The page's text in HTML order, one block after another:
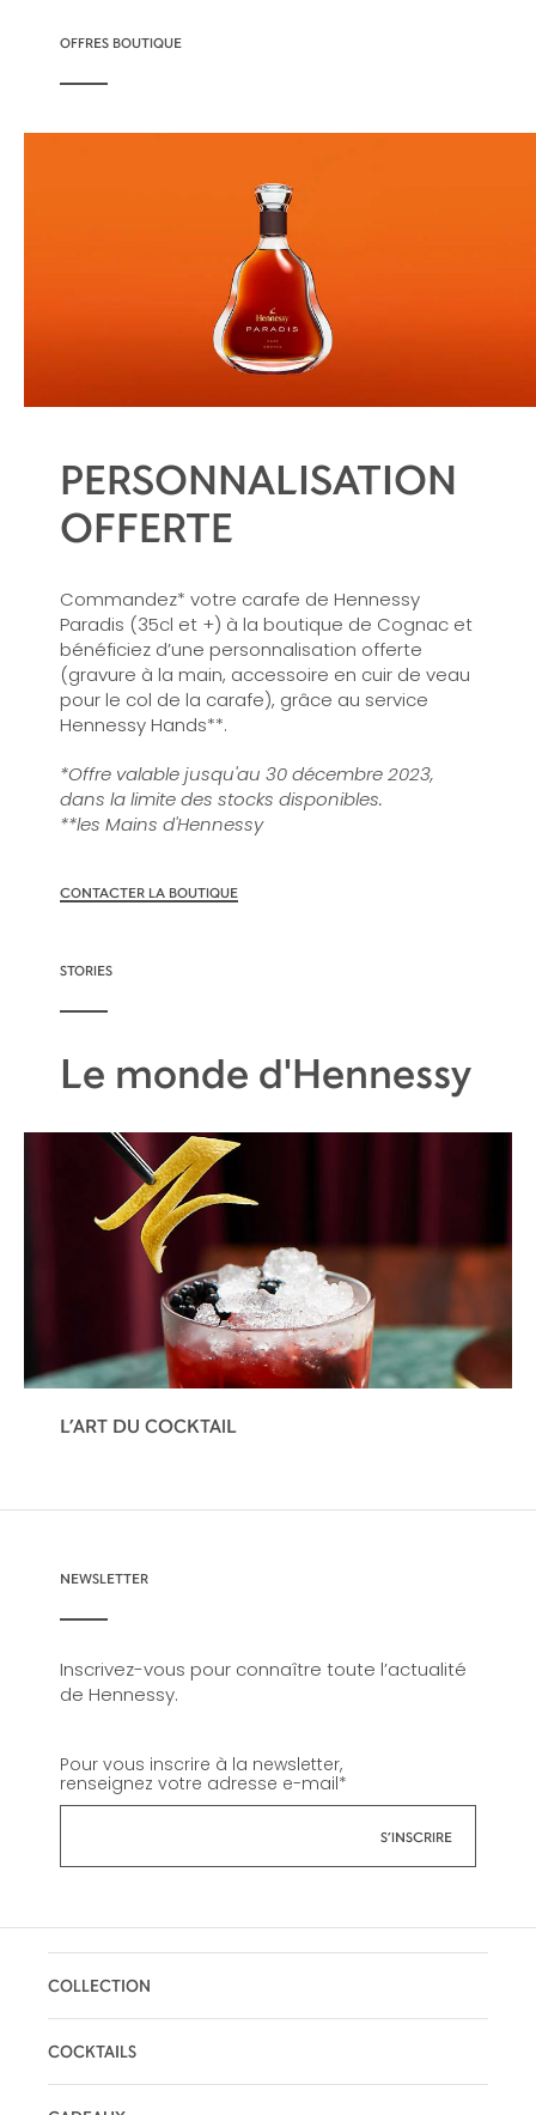
OFFRES BOUTIQUE
PERSONNALISATION
OFFERTE
Commandez* votre carafe de Hennessy
Paradis (35cl et +) à la boutique de Cognac et
bénéficiez d’une personnalisation offerte
(gravure à la main, accessoire en cuir de veau
pour le col de la carafe), grâce au service
Hennessy Hands**.
*Offre valable jusqu'au 30 décembre 2023,
dans la limite des stocks disponibles.
**les Mains d'Hennessy
CONTACTER LA BOUTIQUE
STORIES
Le monde d'Hennessy
L’ART DU COCKTAIL
NEWSLETTER
Inscrivez-vous pour connaître toute l’actualité
de Hennessy.
Pour vous inscrire à la newsletter,
renseignez votre adresse e-mail*
COLLECTION
COCKTAILS